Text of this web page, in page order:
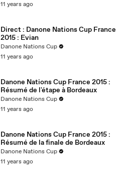
11 years ago
Direct : Danone Nations Cup France
2015 : Evian
Danone Nations Cup
11 years ago
Danone Nations Cup France 2015 :
Résumé de l'étape à Bordeaux
Danone Nations Cup
11 years ago
Danone Nations Cup France 2015 :
Résumé de la finale de Bordeaux
Danone Nations Cup
11 years ago